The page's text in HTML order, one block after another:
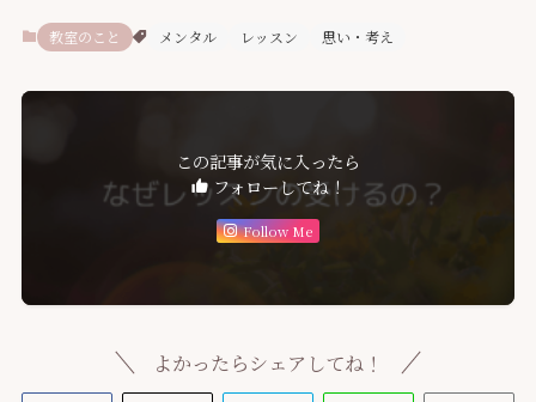
教室のこと メンタル レッスン 思い・考え
この記事が気に入ったら
フォローしてね！
Follow Me
よかったらシェアしてね！